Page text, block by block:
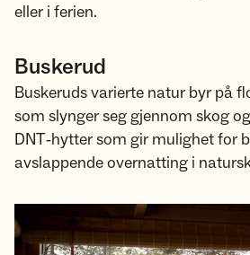
eller i ferien.
Buskerud
Buskeruds varierte natur byr på
som slynger seg gjennom skog
DNT‑hytter som gir mulighet for
avslappende overnatting i